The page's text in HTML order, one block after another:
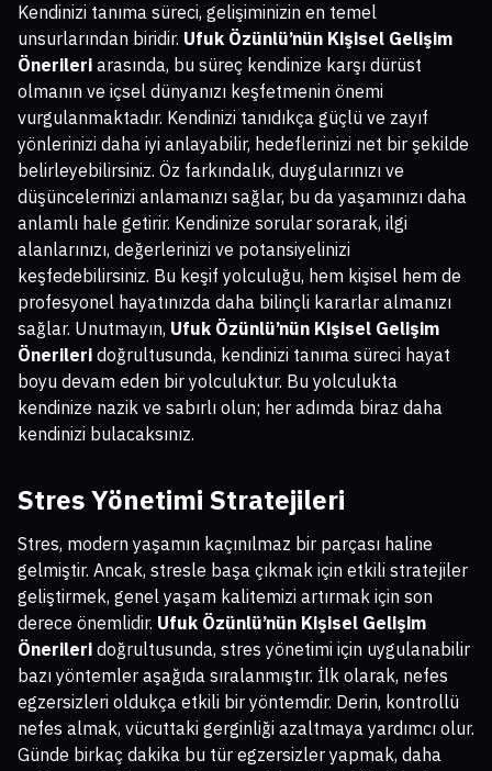
Kendinizi tanıma süreci, gelişiminizin en temel
unsurlarından biridir. Ufuk Özünlü’nün Kişisel Gelişim
Önerileri arasında, bu süreç kendinize karşı dürüst
olmanın ve içsel dünyanızı keşfetmenin önemi
vurgulanmaktadır. Kendinizi tanıdıkça güçlü ve zayıf
yönlerinizi daha iyi anlayabilir, hedeflerinizi net bir şekilde
belirleyebilirsiniz. Öz farkındalık, duygularınızı ve
düşüncelerinizi anlamanızı sağlar, bu da yaşamınızı daha
anlamlı hale getirir. Kendinize sorular sorarak, ilgi
alanlarınızı, değerlerinizi ve potansiyelinizi
keşfedebilirsiniz. Bu keşif yolculuğu, hem kişisel hem de
profesyonel hayatınızda daha bilinçli kararlar almanızı
sağlar. Unutmayın, Ufuk Özünlü’nün Kişisel Gelişim
Önerileri doğrultusunda, kendinizi tanıma süreci hayat
boyu devam eden bir yolculuktur. Bu yolculukta
kendinize nazik ve sabırlı olun; her adımda biraz daha
kendinizi bulacaksınız.
Stres Yönetimi Stratejileri
Stres, modern yaşamın kaçınılmaz bir parçası haline
gelmiştir. Ancak, stresle başa çıkmak için etkili stratejiler
geliştirmek, genel yaşam kalitemizi artırmak için son
derece önemlidir. Ufuk Özünlü’nün Kişisel Gelişim
Önerileri doğrultusunda, stres yönetimi için uygulanabilir
bazı yöntemler aşağıda sıralanmıştır. İlk olarak, nefes
egzersizleri oldukça etkili bir yöntemdir. Derin, kontrollü
nefes almak, vücuttaki gerginliği azaltmaya yardımcı olur.
Günde birkaç dakika bu tür egzersizler yapmak, daha